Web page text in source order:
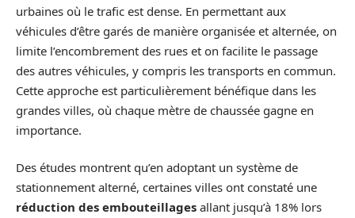
urbaines où le trafic est dense. En permettant aux
véhicules d’être garés de manière organisée et alternée, on
limite l’encombrement des rues et on facilite le passage
des autres véhicules, y compris les transports en commun.
Cette approche est particulièrement bénéfique dans les
grandes villes, où chaque mètre de chaussée gagne en
importance.
Des études montrent qu’en adoptant un système de
stationnement alterné, certaines villes ont constaté une
réduction des embouteillages allant jusqu’à 18% lors